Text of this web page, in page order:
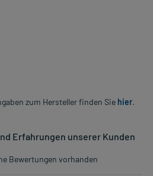
zum Hersteller finden Sie hier.
Erfahrungen unserer Kunden
Bewertungen vorhanden